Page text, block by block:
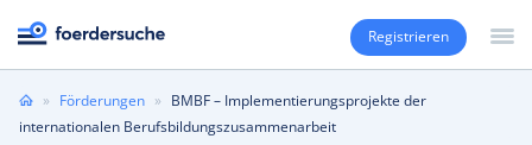
Registrieren
Sie
sind
» Förderungen » BMBF – Implementierungsprojekte der
internationalen Berufsbildungszusammenarbeit